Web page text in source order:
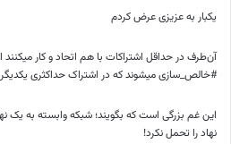
یکبار به عزیزی عرض کردم
آن‌طرف در حداقل اشتراکات با هم اتحاد و کار میکنند
#خالص_سازی میشوند که در اشتراک حداکثری یکدیگر
این غم بزرگی است که بگویند؛ شبکه وابسته به یک
نهاد را تحمل نکرد!